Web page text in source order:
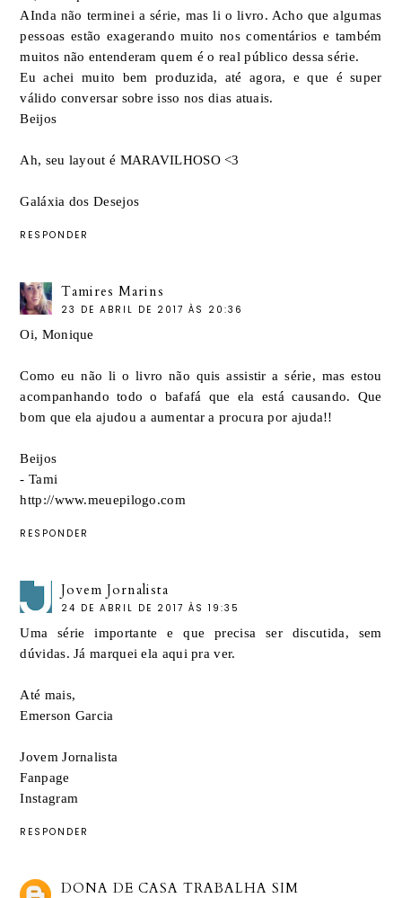
AInda não terminei a série, mas li o livro. Acho que algumas
pessoas estão exagerando muito nos comentários e também
muitos não entenderam quem é o real público dessa série.
Eu achei muito bem produzida, até agora, e que é super
válido conversar sobre isso nos dias atuais.
Beijos
Ah, seu layout é MARAVILHOSO <3
Galáxia dos Desejos
RESPONDER
Tamires Marins
23 DE ABRIL DE 2017 ÀS 20:36
Oi, Monique
Como eu não li o livro não quis assistir a série, mas estou
acompanhando todo o bafafá que ela está causando. Que
bom que ela ajudou a aumentar a procura por ajuda!!
Beijos
- Tami
http://www.meuepilogo.com
RESPONDER
Jovem Jornalista
24 DE ABRIL DE 2017 ÀS 19:35
Uma série importante e que precisa ser discutida, sem
dúvidas. Já marquei ela aqui pra ver.
Até mais,
Emerson Garcia
Jovem Jornalista
Fanpage
Instagram
RESPONDER
DONA DE CASA TRABALHA SIM